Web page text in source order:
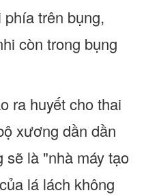
trên bụng,
còn trong bụng
ra huyết cho thai
xương dần dần
là "nhà máy tạo
lá lách không